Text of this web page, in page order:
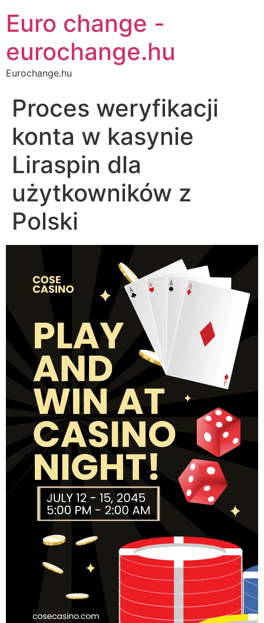
Euro change -
eurochange.hu
Eurochange.hu
Proces weryfikacji
konta w kasynie
Liraspin dla
użytkowników z
Polski